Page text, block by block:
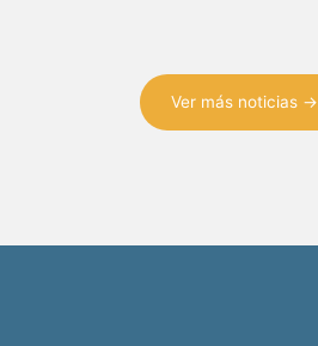
Ver más noticias →